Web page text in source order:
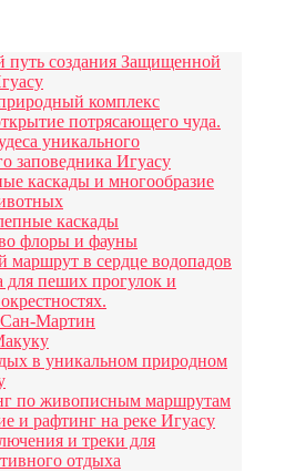
путь создания Защищенной
комплекс
потрясающего чуда.
уникального
заповедника Игуасу
каскады и многообразие
каскады
флоры и фауны
маршрут в сердце водопадов
для пеших прогулок и
Мартин
в уникальном природном
по живописным маршрутам
и рафтинг на реке Игуасу
и треки для
отдыха